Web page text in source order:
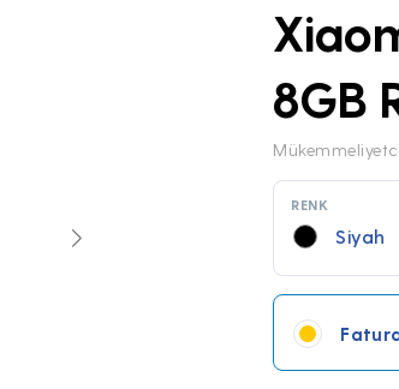
8GB
RENK
Siyah